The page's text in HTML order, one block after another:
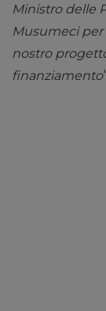
Ministro delle
Musumeci per
nostro
finanziamento